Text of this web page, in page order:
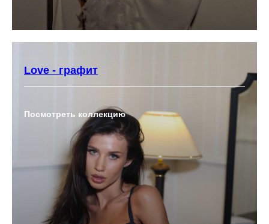
Love - графит
Посмотреть коллекцию